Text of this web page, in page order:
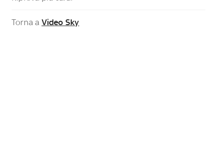
Torna a Video Sky